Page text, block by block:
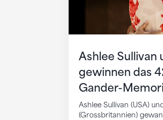
Ashlee Sullivan
gewinnen das
Gander-
Ashlee Sullivan (USA)
(Grossbritannien)